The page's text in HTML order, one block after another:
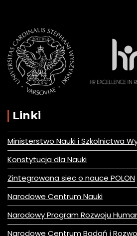
Linki
Ministerstwo Nauki i Szkolnictwa
Konstytucja dla Nauki
Zintegrowana siec o nauce POLON
Narodowe Centrum Nauki
Narodowy Program Rozwoju
Narodowe Centrum Badań i